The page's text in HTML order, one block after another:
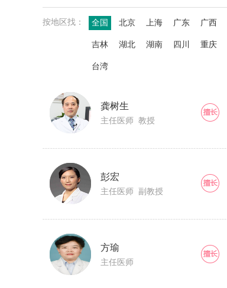
按地区找： 全国 北京 上海 广东 广西
吉林 湖北 湖南 四川 重庆
台湾
龚树生
主任医师 教授
彭宏
主任医师 副教授
方瑜
主任医师